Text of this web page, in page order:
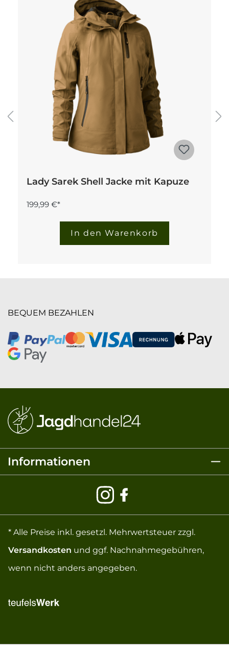
Lady Sarek Shell Jacke mit Kapuze
199,99 €*
In den Warenkorb
BEQUEM BEZAHLEN
Informationen
* Alle Preise inkl. gesetzl. Mehrwertsteuer zzgl.
Versandkosten und ggf. Nachnahmegebühren,
wenn nicht anders angegeben.